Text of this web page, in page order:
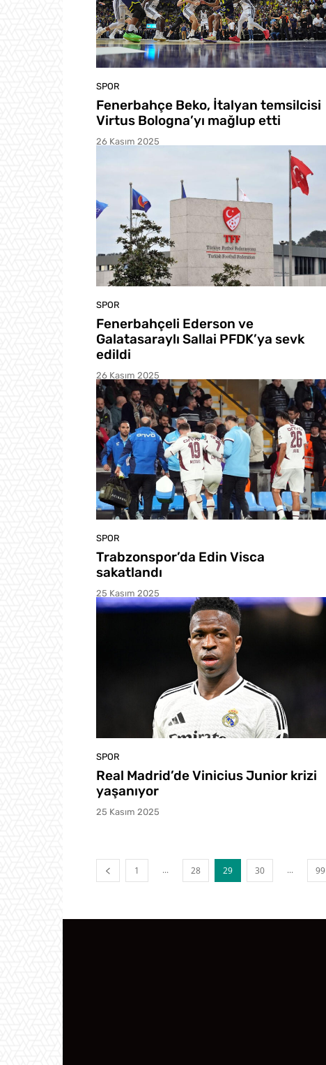
SPOR
Fenerbahçe Beko, İtalyan temsilcisi
Virtus Bologna’yı mağlup etti
26 Kasım 2025
SPOR
Fenerbahçeli Ederson ve
Galatasaraylı Sallai PFDK’ya sevk
edildi
26 Kasım 2025
SPOR
Trabzonspor’da Edin Visca
sakatlandı
25 Kasım 2025
SPOR
Real Madrid’de Vinicius Junior krizi
yaşanıyor
25 Kasım 2025
1 ... 28 29 30 ... 99